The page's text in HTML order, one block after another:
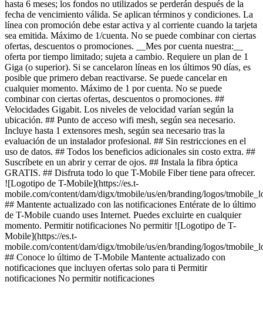
hasta 6 meses; los fondos no utilizados se perderán después de la
fecha de vencimiento válida. Se aplican términos y condiciones. La
línea con promoción debe estar activa y al corriente cuando la tarjeta
sea emitida. Máximo de 1/cuenta. No se puede combinar con ciertas
ofertas, descuentos o promociones. __Mes por cuenta nuestra:__
oferta por tiempo limitado; sujeta a cambio. Requiere un plan de 1
Giga (o superior). Si se cancelaron líneas en los últimos 90 días, es
posible que primero deban reactivarse. Se puede cancelar en
cualquier momento. Máximo de 1 por cuenta. No se puede
combinar con ciertas ofertas, descuentos o promociones. ##
Velocidades Gigabit. Los niveles de velocidad varían según la
ubicación. ## Punto de acceso wifi mesh, según sea necesario.
Incluye hasta 1 extensores mesh, según sea necesario tras la
evaluación de un instalador profesional. ## Sin restricciones en el
uso de datos. ## Todos los beneficios adicionales sin costo extra. ##
Suscríbete en un abrir y cerrar de ojos. ## Instala la fibra óptica
GRATIS. ## Disfruta todo lo que T-Mobile Fiber tiene para ofrecer.
![Logotipo de T-Mobile](https://es.t-
mobile.com/content/dam/digx/tmobile/us/en/branding/logos/
## Mantente actualizado con las notificaciones Entérate de lo último
de T-Mobile cuando uses Internet. Puedes excluirte en cualquier
momento. Permitir notificaciones No permitir ![Logotipo de T-
Mobile](https://es.t-
mobile.com/content/dam/digx/tmobile/us/en/branding/logos/
## Conoce lo último de T-Mobile Mantente actualizado con
notificaciones que incluyen ofertas solo para ti Permitir
notificaciones No permitir notificaciones